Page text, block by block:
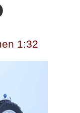
1:32